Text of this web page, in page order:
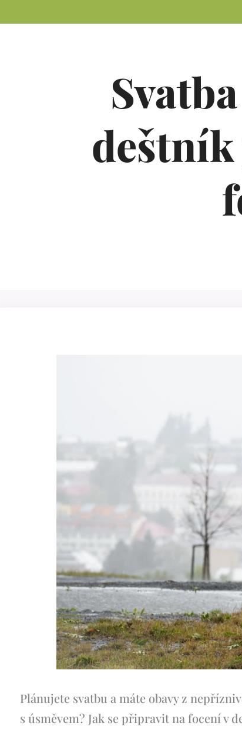
Plánujete svatbu a máte obavy z
s úsměvem? Jak se připravit na focení v